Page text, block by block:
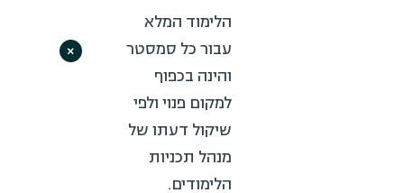
הלימוד המלא
עבור כל סמסטר
והינה בכפוף
למקום פנוי ולפי
שיקול דעתו של
מנהל תכניות
הלימודים.
×